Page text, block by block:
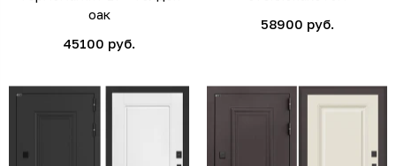
оак
45100 руб.
58900 руб.